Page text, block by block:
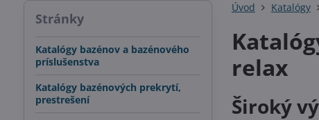
Úvod Katalógy
relax
Široký
Stránky
Katalógy bazénov a bazénového
príslušenstva
Katalógy bazénových prekrytí,
prestrešení